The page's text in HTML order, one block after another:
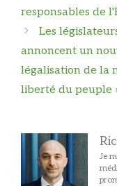
responsables de
Les
annoncent un
légalisation de la
liberté du peuple
Je